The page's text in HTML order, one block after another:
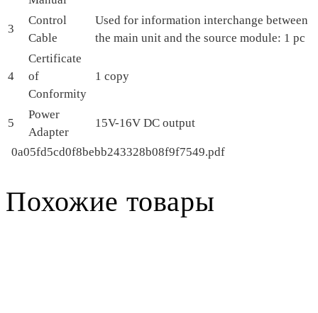
3
Control
Cable
Used for information interchange between
the main unit and the source module: 1 pc
4
Certificate
of
Conformity
1 copy
5
Power
Adapter
15V-16V DC output
0a05fd5cd0f8bebb243328b08f9f7549.pdf
Похожие товары